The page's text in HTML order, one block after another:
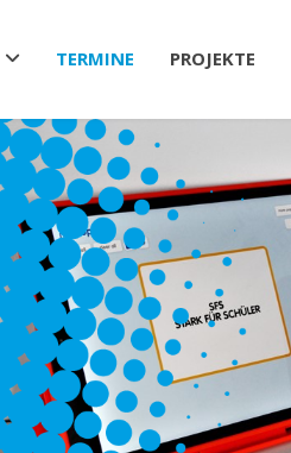
TERMINE PROJEKTE